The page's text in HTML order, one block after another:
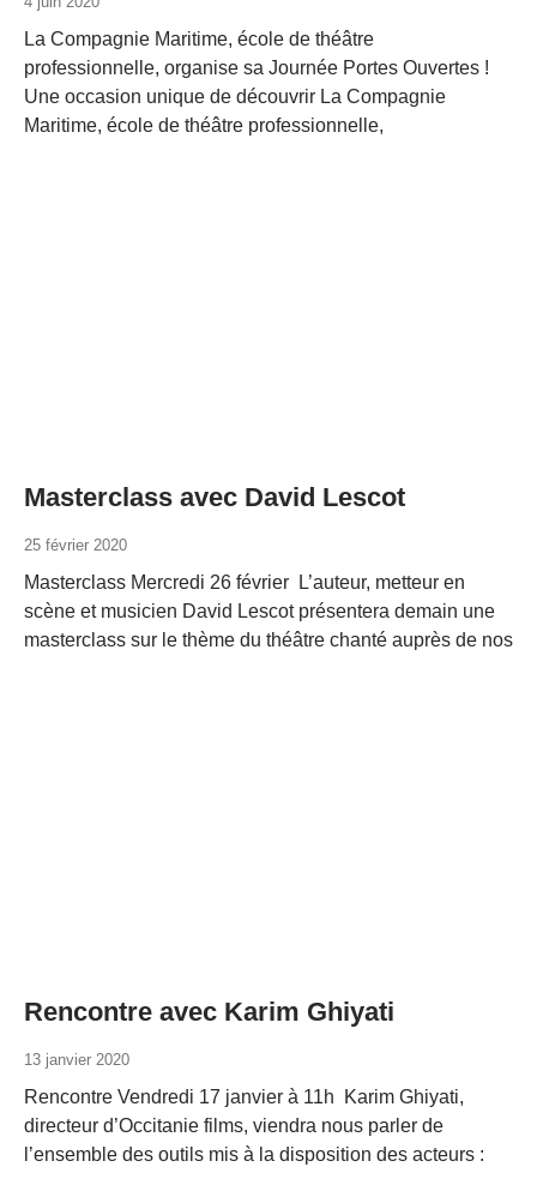
La Compagnie Maritime, école de théâtre
professionnelle, organise sa Journée Portes Ouvertes !
Une occasion unique de découvrir La Compagnie
Maritime, école de théâtre professionnelle,
Masterclass avec David Lescot
25 février 2020
Masterclass Mercredi 26 février L’auteur, metteur en
scène et musicien David Lescot présentera demain une
masterclass sur le thème du théâtre chanté auprès de nos
Rencontre avec Karim Ghiyati
13 janvier 2020
Rencontre Vendredi 17 janvier à 11h Karim Ghiyati,
directeur d’Occitanie films, viendra nous parler de
l’ensemble des outils mis à la disposition des acteurs :